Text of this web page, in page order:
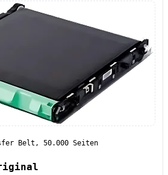
Belt, 50.000 Seiten